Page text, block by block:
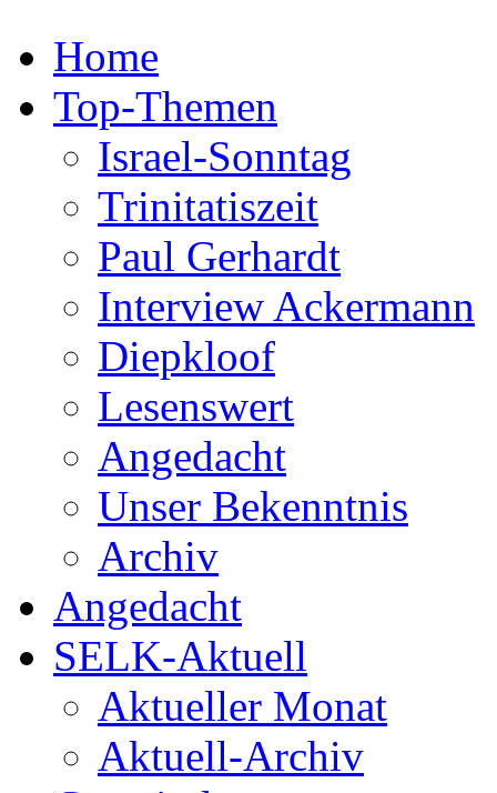
Home
Top-Themen
Israel-Sonntag
Trinitatiszeit
Paul Gerhardt
Interview Ackermann
Diepkloof
Lesenswert
Angedacht
Unser Bekenntnis
Archiv
Angedacht
SELK-Aktuell
Aktueller Monat
Aktuell-Archiv